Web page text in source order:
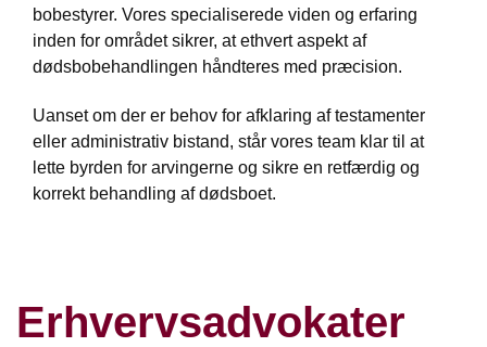
bobestyrer. Vores specialiserede viden og erfaring
inden for området sikrer, at ethvert aspekt af
dødsbobehandlingen håndteres med præcision.
Uanset om der er behov for afklaring af testamenter
eller administrativ bistand, står vores team klar til at
lette byrden for arvingerne og sikre en retfærdig og
korrekt behandling af dødsboet.
Erhvervsadvokater